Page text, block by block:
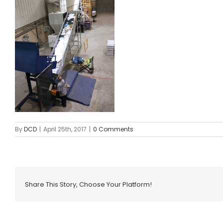
ByDCD | April 25th, 2017 | 0 Comments
Share This Story, Choose Your Platform!